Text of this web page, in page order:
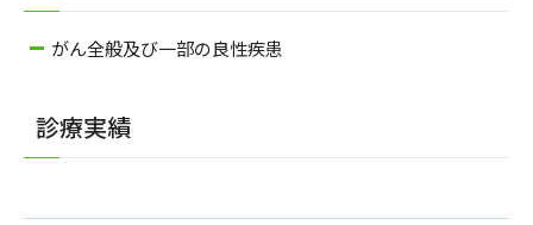
がん全般及び一部の良性疾患
診療実績